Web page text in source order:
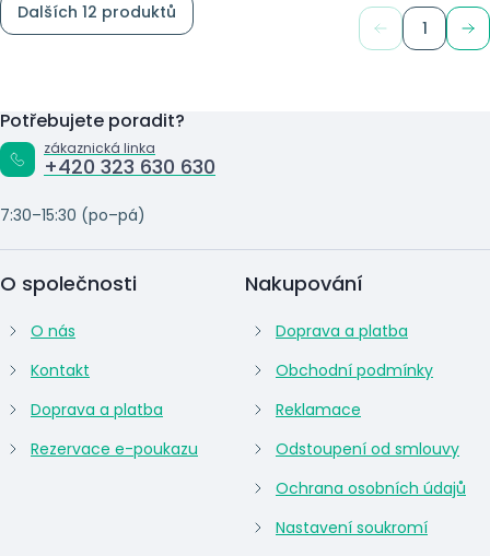
Dalších 12 produktů
1
Potřebujete poradit?
zákaznická linka
+420 323 630 630
7:30–15:30 (po–pá)
O společnosti
O nás
Kontakt
Doprava a platba
Rezervace e-poukazu
Nakupování
Doprava a platba
Obchodní podmínky
Reklamace
Odstoupení od smlouvy
Ochrana osobních údajů
Nastavení soukromí